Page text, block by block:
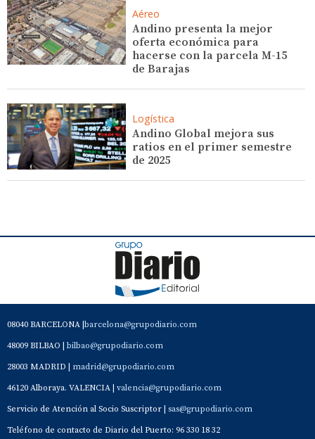
Aéreo
Andino presenta la mejor
oferta económica para
hacerse con la parcela M-15
de Barajas
Logística
Andino Global mejora sus
ratios en el primer semestre
de 2025
08040 BARCELONA | barcelona@grupodiario.com
48009 BILBAO | bilbao@grupodiario.com
28003 MADRID | madrid@grupodiario.com
46120 Alboraya. VALENCIA | valencia@grupodiario.com
Servicio de Atención al Socio Suscriptor | sas@grupodiario.com
Teléfono de contacto de Diario del Puerto: 96 330 18 32